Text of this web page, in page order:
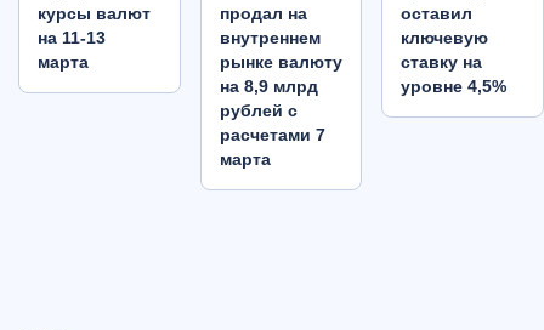
курсы валют
на 11-13
марта
продал на
внутреннем
рынке валюту
на 8,9 млрд
рублей с
расчетами 7
марта
оставил
ключевую
ставку на
уровне 4,5%